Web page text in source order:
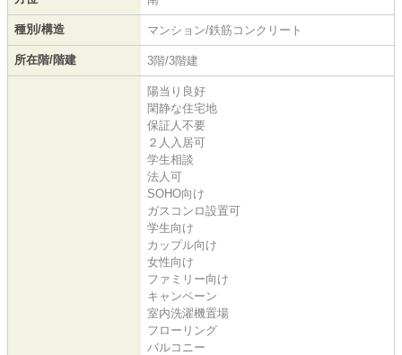
種別/構造 マンション/鉄筋コンクリート
所在階/階建 3階/3階建
陽当り良好
閑静な住宅地
保証人不要
２人入居可
学生相談
法人可
SOHO向け
ガスコンロ設置可
学生向け
カップル向け
女性向け
ファミリー向け
キャンペーン
室内洗濯機置場
フローリング
バルコニー